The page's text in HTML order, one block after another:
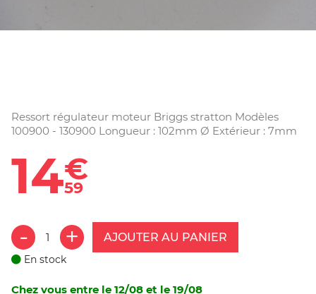
Ressort régulateur moteur Briggs stratton Modèles
100900 - 130900 Longueur : 102mm Ø Extérieur : 7mm
14€
59
AJOUTER AU PANIER
En stock
Chez vous entre le 12/08 et le 19/08